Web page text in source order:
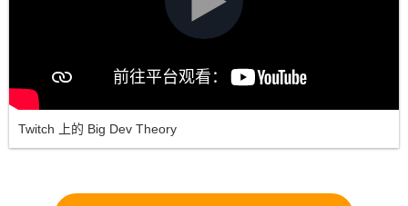
Twitch 上的 Big Dev Theory